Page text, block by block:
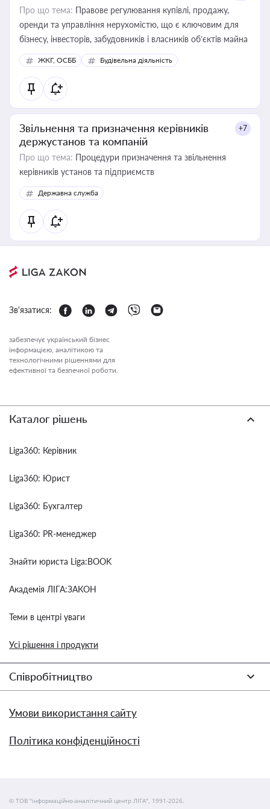
Про що тема: Правове регулювання купівлі, продажу,
оренди та управління нерухомістю, що є ключовим для
бізнесу, інвесторів, забудовників і власників об’єктів майна
ЖКГ, ОСББ Будівельна діяльність
Звільнення та призначення керівників
держустанов та компаній
+7
Про що тема: Процедури призначення та звільнення
керівників установ та підприємств
Державна служба
Зв'язатися:
забезпечує український бізнес
інформацією, аналітикою та
технологічними рішеннями для
ефективної та безпечної роботи.
Каталог рішень
Liga360: Керівник
Liga360: Юрист
Liga360: Бухгалтер
Liga360: PR-менеджер
Знайти юриста Liga:BOOK
Академія ЛІГА:ЗАКОН
Теми в центрі уваги
Усі рішення і продукти
Співробітництво
Умови використання сайту
Політика конфіденційності
© ТОВ "інформаційно-аналітичний центр ЛІГА", 1991-2026.